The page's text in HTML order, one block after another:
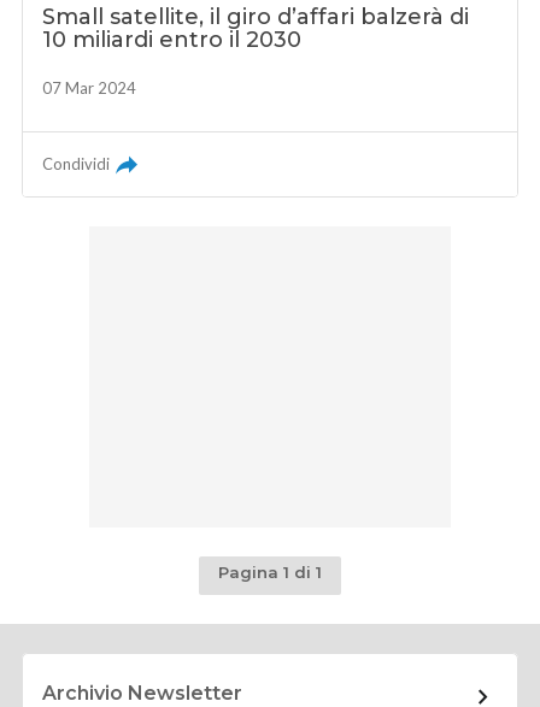
Small satellite, il giro d’affari balzerà di
10 miliardi entro il 2030
07 Mar 2024
Condividi
Pagina 1 di 1
Archivio Newsletter